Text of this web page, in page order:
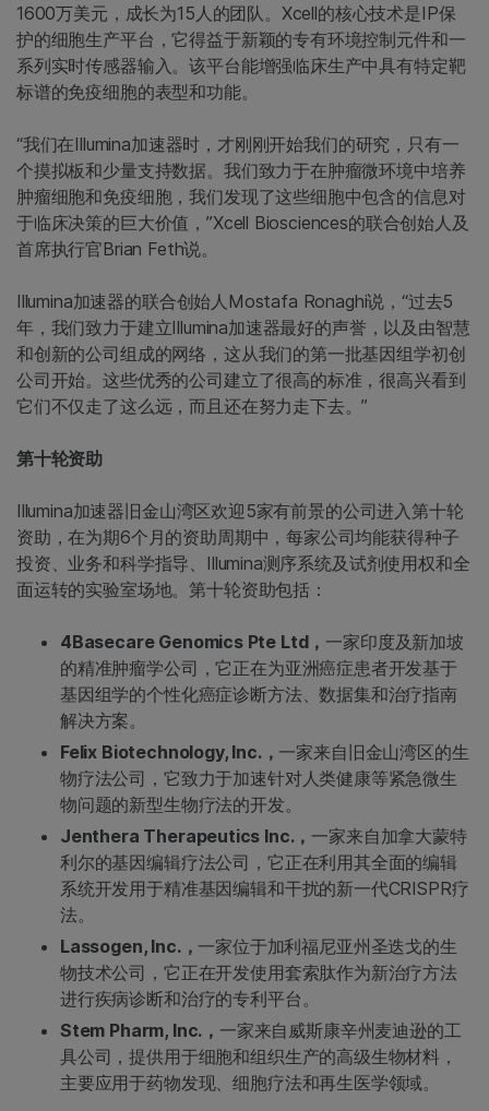
1600万美元，成长为15人的团队。Xcell的核心技术是IP保
护的细胞生产平台，它得益于新颖的专有环境控制元件和一
系列实时传感器输入。该平台能增强临床生产中具有特定靶
标谱的免疫细胞的表型和功能。
“我们在Illumina加速器时，才刚刚开始我们的研究，只有一
个摸拟板和少量支持数据。我们致力于在肿瘤微环境中培养
肿瘤细胞和免疫细胞，我们发现了这些细胞中包含的信息对
于临床决策的巨大价值，”Xcell Biosciences的联合创始人及
首席执行官Brian Feth说。
Illumina加速器的联合创始人Mostafa Ronaghi说，“过去5
年，我们致力于建立Illumina加速器最好的声誉，以及由智慧
和创新的公司组成的网络，这从我们的第一批基因组学初创
公司开始。这些优秀的公司建立了很高的标准，很高兴看到
它们不仅走了这么远，而且还在努力走下去。”
第十轮资助
Illumina加速器旧金山湾区欢迎5家有前景的公司进入第十轮
资助，在为期6个月的资助周期中，每家公司均能获得种子
投资、业务和科学指导、Illumina测序系统及试剂使用权和全
面运转的实验室场地。第十轮资助包括：
4Basecare Genomics Pte Ltd， 一家印度及新加坡
的精准肿瘤学公司，它正在为亚洲癌症患者开发基于
基因组学的个性化癌症诊断方法、数据集和治疗指南
解决方案。
Felix Biotechnology, Inc.， 一家来自旧金山湾区的生
物疗法公司，它致力于加速针对人类健康等紧急微生
物问题的新型生物疗法的开发。
Jenthera Therapeutics Inc.， 一家来自加拿大蒙特
利尔的基因编辑疗法公司，它正在利用其全面的编辑
系统开发用于精准基因编辑和干扰的新一代CRISPR疗
法。
Lassogen, Inc.， 一家位于加利福尼亚州圣迭戈的生
物技术公司，它正在开发使用套索肽作为新治疗方法
进行疾病诊断和治疗的专利平台。
Stem Pharm, Inc.， 一家来自威斯康辛州麦迪逊的工
具公司，提供用于细胞和组织生产的高级生物材料，
主要应用于药物发现、细胞疗法和再生医学领域。